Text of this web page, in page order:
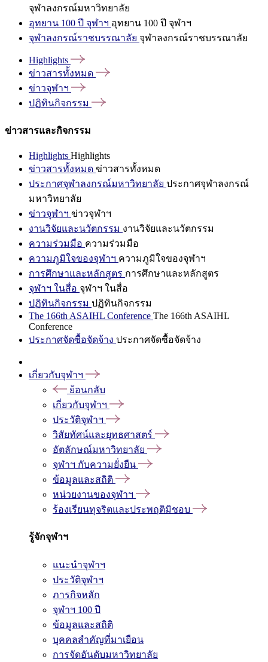
จุฬาลงกรณ์มหาวิทยาลัย
อุทยาน 100 ปี จุฬาฯ อุทยาน 100 ปี จุฬาฯ
จุฬาลงกรณ์ราชบรรณาลัย จุฬาลงกรณ์ราชบรรณาลัย
Highlights
ข่าวสารทั้งหมด
ข่าวจุฬาฯ
ปฏิทินกิจกรรม
ข่าวสารและกิจกรรม
Highlights Highlights
ข่าวสารทั้งหมด ข่าวสารทั้งหมด
ประกาศจุฬาลงกรณ์มหาวิทยาลัย ประกาศจุฬาลงกรณ์
มหาวิทยาลัย
ข่าวจุฬาฯ ข่าวจุฬาฯ
งานวิจัยและนวัตกรรม งานวิจัยและนวัตกรรม
ความร่วมมือ ความร่วมมือ
ความภูมิใจของจุฬาฯ ความภูมิใจของจุฬาฯ
การศึกษาและหลักสูตร การศึกษาและหลักสูตร
จุฬาฯ ในสื่อ จุฬาฯ ในสื่อ
ปฏิทินกิจกรรม ปฏิทินกิจกรรม
The 166th ASAIHL Conference The 166th ASAIHL
Conference
ประกาศจัดซื้อจัดจ้าง ประกาศจัดซื้อจัดจ้าง
เกี่ยวกับจุฬาฯ
ย้อนกลับ
เกี่ยวกับจุฬาฯ
ประวัติจุฬาฯ
วิสัยทัศน์และยุทธศาสตร์
อัตลักษณ์มหาวิทยาลัย
จุฬาฯ กับความยั่งยืน
ข้อมูลและสถิติ
หน่วยงานของจุฬาฯ
ร้องเรียนทุจริตและประพฤติมิชอบ
รู้จักจุฬาฯ
แนะนำจุฬาฯ
ประวัติจุฬาฯ
ภารกิจหลัก
จุฬาฯ 100 ปี
ข้อมูลและสถิติ
บุคคลสำคัญที่มาเยือน
การจัดอันดับมหาวิทยาลัย